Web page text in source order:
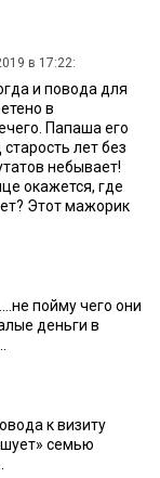
в 17:22:
и повода для
в
Папаша его
лет без
небывает!
окажется, где
Этот мажорик
пойму чего они
деньги в
к визиту
семью